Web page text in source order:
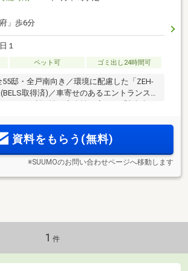
」歩6分
１
ペット可 ゴミ出し24時間可
邸・全戸南向き／環境に配慮した「ZEH-
取得済)／車寄せのあるエントランス＆
資料をもらう(無料)
※SUUMOのお問い合わせページへ移動します
1 件